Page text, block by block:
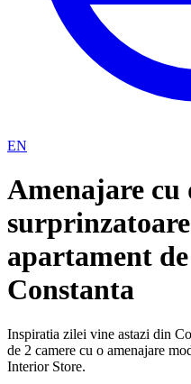
EN
Amenajare cu
apartament
Constanta
Inspiratia zilei vine astazi din
de 2 camere cu o amenajare
Interior Store.